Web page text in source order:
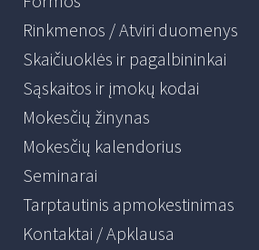
Rinkmenos / Atviri duomenys
Skaičiuoklės ir pagalbininkai
Sąskaitos ir įmokų kodai
Mokesčių žinynas
Mokesčių kalendorius
Seminarai
Tarptautinis apmokestinimas
Kontaktai / Apklausa